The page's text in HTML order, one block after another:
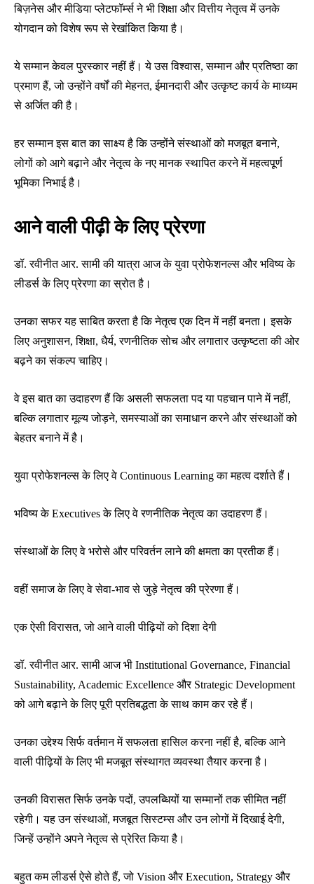
बिज़नेस और मीडिया प्लेटफॉर्म्स ने भी शिक्षा और वित्तीय नेतृत्व में उनके
योगदान को विशेष रूप से रेखांकित किया है।
ये सम्मान केवल पुरस्कार नहीं हैं। ये उस विश्वास, सम्मान और प्रतिष्ठा का
प्रमाण हैं, जो उन्होंने वर्षों की मेहनत, ईमानदारी और उत्कृष्ट कार्य के माध्यम
से अर्जित की है।
हर सम्मान इस बात का साक्ष्य है कि उन्होंने संस्थाओं को मजबूत बनाने,
लोगों को आगे बढ़ाने और नेतृत्व के नए मानक स्थापित करने में महत्वपूर्ण
भूमिका निभाई है।
आने वाली पीढ़ी के लिए प्रेरणा
डॉ. रवीनीत आर. सामी की यात्रा आज के युवा प्रोफेशनल्स और भविष्य के
लीडर्स के लिए प्रेरणा का स्रोत है।
उनका सफर यह साबित करता है कि नेतृत्व एक दिन में नहीं बनता। इसके
लिए अनुशासन, शिक्षा, धैर्य, रणनीतिक सोच और लगातार उत्कृष्टता की ओर
बढ़ने का संकल्प चाहिए।
वे इस बात का उदाहरण हैं कि असली सफलता पद या पहचान पाने में नहीं,
बल्कि लगातार मूल्य जोड़ने, समस्याओं का समाधान करने और संस्थाओं को
बेहतर बनाने में है।
युवा प्रोफेशनल्स के लिए वे Continuous Learning का महत्व दर्शाते हैं।
भविष्य के Executives के लिए वे रणनीतिक नेतृत्व का उदाहरण हैं।
संस्थाओं के लिए वे भरोसे और परिवर्तन लाने की क्षमता का प्रतीक हैं।
वहीं समाज के लिए वे सेवा-भाव से जुड़े नेतृत्व की प्रेरणा हैं।
एक ऐसी विरासत, जो आने वाली पीढ़ियों को दिशा देगी
डॉ. रवीनीत आर. सामी आज भी Institutional Governance, Financial
Sustainability, Academic Excellence और Strategic Development
को आगे बढ़ाने के लिए पूरी प्रतिबद्धता के साथ काम कर रहे हैं।
उनका उद्देश्य सिर्फ वर्तमान में सफलता हासिल करना नहीं है, बल्कि आने
वाली पीढ़ियों के लिए भी मजबूत संस्थागत व्यवस्था तैयार करना है।
उनकी विरासत सिर्फ उनके पदों, उपलब्धियों या सम्मानों तक सीमित नहीं
रहेगी। यह उन संस्थाओं, मजबूत सिस्टम्स और उन लोगों में दिखाई देगी,
जिन्हें उन्होंने अपने नेतृत्व से प्रेरित किया है।
बहुत कम लीडर्स ऐसे होते हैं, जो Vision और Execution, Strategy और